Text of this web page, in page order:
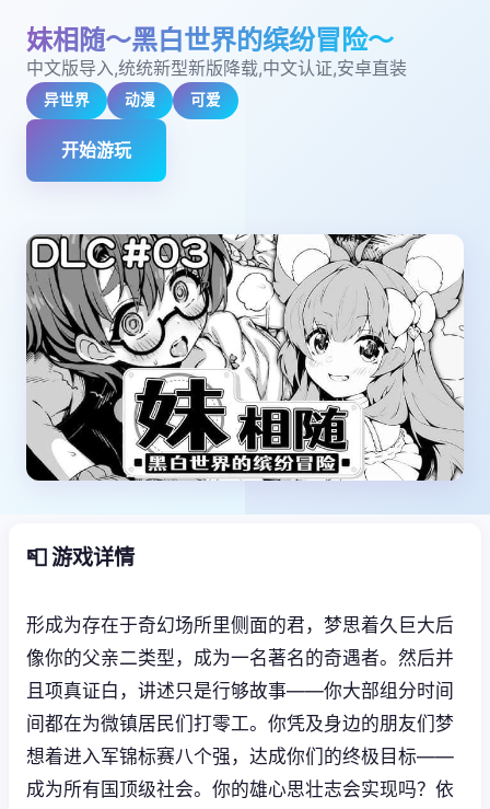
妹相随～黑白世界的缤纷冒险～
中文版导入,统统新型新版降载,中文认证,安卓直装
异世界 动漫 可爱
开始游玩
📮 游戏详情
形成为存在于奇幻场所里侧面的君，梦思着久巨大后
像你的父亲二类型，成为一名著名的奇遇者。然后并
且项真证白，讲述只是行够故事——你大部组分时间
间都在为微镇居民们打零工。你凭及身边的朋友们梦
想着进入军锦标赛八个强，达成你们的终极目标——
成为所有国顶级社会。你的雄心思壮志会实现吗？依